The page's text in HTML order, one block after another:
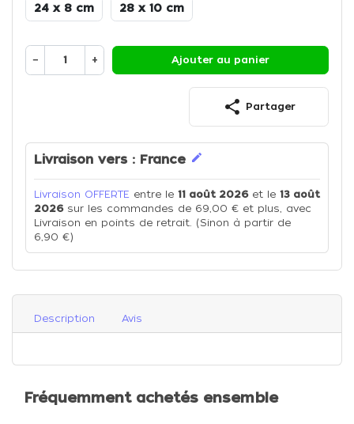
24 x 8 cm 28 x 10 cm
− + Ajouter au panier
share Partager
Livraison vers : France edit
Livraison OFFERTE entre le 11 août 2026et le 13 août
2026sur les commandes de 69,00 € et plus, avec
Livraison en points de retrait. (Sinon à partir de
6,90 €)
Description Avis
Fréquemment achetés ensemble